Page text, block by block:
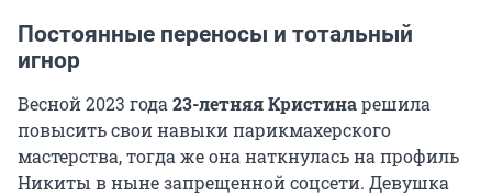
Постоянные переносы и тотальный
игнор
Весной 2023 года23-летняя Кристинарешила
повысить свои навыки парикмахерского
мастерства, тогда же она наткнулась на профиль
Никиты в ныне запрещенной соцсети. Девушка